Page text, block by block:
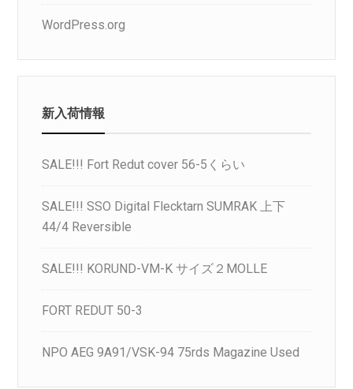
WordPress.org
新入荷情報
SALE!!! Fort Redut cover 56-5くらい
SALE!!! SSO Digital Flecktarn SUMRAK 上下
44/4 Reversible
SALE!!! KORUND-VM-K サイズ２MOLLE
FORT REDUT 50-3
NPO AEG 9A91/VSK-94 75rds Magazine Used